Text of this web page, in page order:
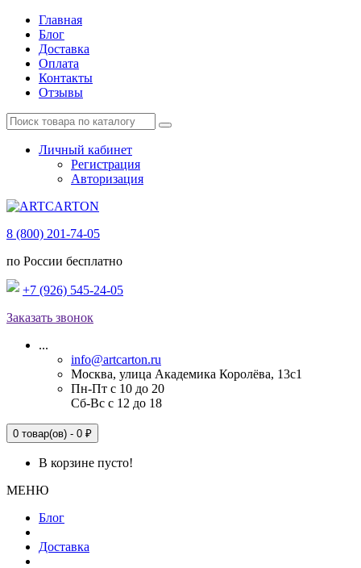
Главная
Блог
Доставка
Оплата
Контакты
Отзывы
Личный кабинет
Регистрация
Авторизация
8 (800) 201-74-05
по России бесплатно
+7 (926) 545-24-05
Заказать звонок
...
info@artcarton.ru
Москва, улица Академика Королёва, 13с1
Пн-Пт с 10 до 20
Сб-Вс с 12 до 18
0 товар(ов) - 0 ₽
В корзине пусто!
МЕНЮ
Блог
Доставка